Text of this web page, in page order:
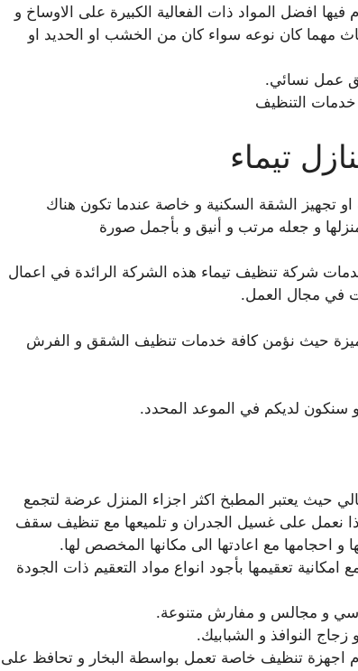
افضل المواد ذات الفعالية الكبيرة على الاوساخ و
مهما كان نوعه سواء كان من الخشب او الحديد او
عمل نسائي.
خدمات التنظيف
تيماء
تجهيز الشقة السكنية و خاصة عندما تكون هناك
و جعله مرتب و أنيق و بأجمل صورة
شركة تنظيف تيماء هذه الشركة الرائدة في اعمال
في مجال العمل.
حيث نؤمن كافة خدمات تنظيف الشقق و الفرش
و سنكون لديكم في الموعد المحدد.
حيث يعتبر المطبخ اكثر اجزاء المنزل عرضة لتجمع
نعمل على غسيل الجدران و تلميعها مع تنظيف سقف
و احجامها مع اعادتها الى مكانها المخصص لها.
تعقيمها بأجود انواع مواد التعقيم ذات الجودة
و مجالس و مفارش متنوعة.
النوافذ و الشبابيك.
اجهزة تنظيف خاصة تعمل بواسطة البخار و تحافظ على